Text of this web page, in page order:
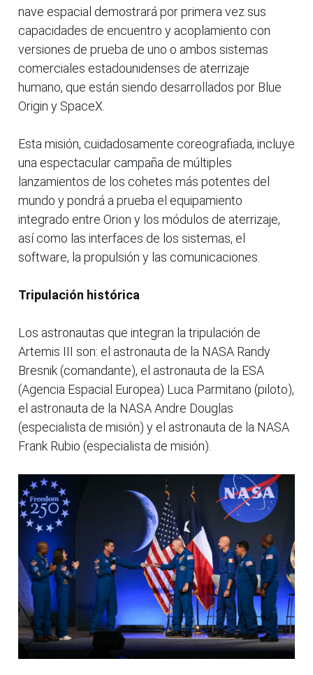
nave espacial demostrará por primera vez sus
capacidades de encuentro y acoplamiento con
versiones de prueba de uno o ambos sistemas
comerciales estadounidenses de aterrizaje
humano, que están siendo desarrollados por Blue
Origin y SpaceX.
Esta misión, cuidadosamente coreografiada, incluye
una espectacular campaña de múltiples
lanzamientos de los cohetes más potentes del
mundo y pondrá a prueba el equipamiento
integrado entre Orion y los módulos de aterrizaje,
así como las interfaces de los sistemas, el
software, la propulsión y las comunicaciones.
Tripulación histórica
Los astronautas que integran la tripulación de
Artemis III son: el astronauta de la NASA Randy
Bresnik (comandante), el astronauta de la ESA
(Agencia Espacial Europea) Luca Parmitano (piloto),
el astronauta de la NASA Andre Douglas
(especialista de misión) y el astronauta de la NASA
Frank Rubio (especialista de misión).